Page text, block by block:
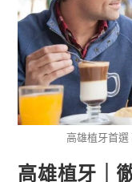
高雄植牙首選
高雄植牙｜